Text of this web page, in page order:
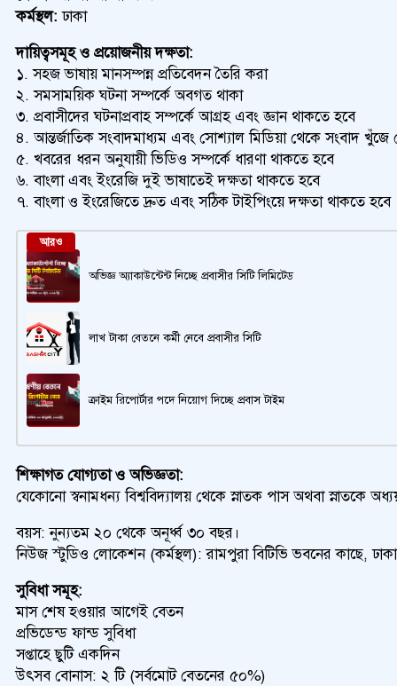
কর্মস্থল: ঢাকা
দায়িত্বসমূহ ও প্রয়োজনীয় দক্ষতা:
১. সহজ ভাষায় মানসম্পন্ন প্রতিবেদন তৈরি করা
২. সমসাময়িক ঘটনা সম্পর্কে অবগত থাকা
৩. প্রবাসীদের ঘটনাপ্রবাহ সম্পর্কে আগ্রহ এবং জ্ঞান থাকতে হবে
৪. আন্তর্জাতিক সংবাদমাধ্যম এবং সোশ্যাল মিডিয়া থেকে সংবাদ খুঁজে
৫. খবরের ধরন অনুযায়ী ভিডিও সম্পর্কে ধারণা থাকতে হবে
৬. বাংলা এবং ইংরেজি দুই ভাষাতেই দক্ষতা থাকতে হবে
৭. বাংলা ও ইংরেজিতে দ্রুত এবং সঠিক টাইপিংয়ে দক্ষতা থাকতে হবে
আরও
অভিজ্ঞ অ্যাকাউন্টেন্ট নিচ্ছে প্রবাসীর সিটি লিমিটেড
লাখ টাকা বেতনে কর্মী নেবে প্রবাসীর সিটি
ক্রাইম রিপোর্টার পদে নিয়োগ দিচ্ছে প্রবাস টাইম
শিক্ষাগত যোগ্যতা ও অভিজ্ঞতা:
যেকোনো স্বনামধন্য বিশ্ববিদ্যালয় থেকে স্নাতক পাস অথবা স্নাতকে
বয়স: নুন্যতম ২০ থেকে অনূর্ধ্ব ৩০ বছর।
নিউজ স্টুডিও লোকেশন (কর্মস্থল): রামপুরা বিটিভি ভবনের কাছে,
সুবিধা সমূহ:
মাস শেষ হওয়ার আগেই বেতন
প্রভিডেন্ড ফান্ড সুবিধা
সপ্তাহে ছুটি একদিন
উৎসব বোনাস: ২ টি (সর্বমোট বেতনের ৫০%)